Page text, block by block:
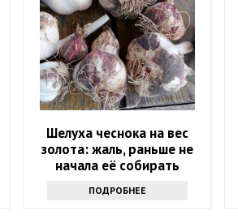
Шелуха чеснока на вес
золота: жаль, раньше не
начала её собирать
ПОДРОБНЕЕ